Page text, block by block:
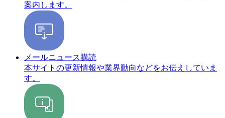
案内します。
メールニュース購読
本サイトの更新情報や業界動向などをお伝えしていま
す。